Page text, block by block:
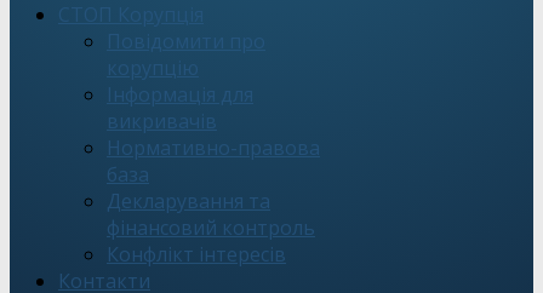
СТОП Корупція
Повідомити про
корупцію
Інформація для
викривачів
Нормативно-правова
база
Декларування та
фінансовий контроль
Конфлікт інтересів
Контакти